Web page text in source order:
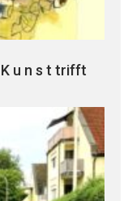
K u n s t trifft